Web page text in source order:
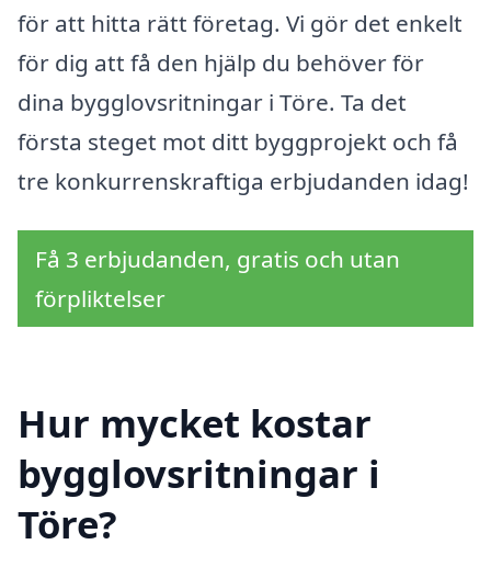
för att hitta rätt företag. Vi gör det enkelt
för dig att få den hjälp du behöver för
dina bygglovsritningar i Töre. Ta det
första steget mot ditt byggprojekt och få
tre konkurrenskraftiga erbjudanden idag!
Få 3 erbjudanden, gratis och utan
förpliktelser
Hur mycket kostar
bygglovsritningar i
Töre?